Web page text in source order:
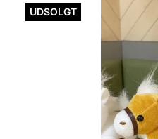
UDSOLGT
vare
har